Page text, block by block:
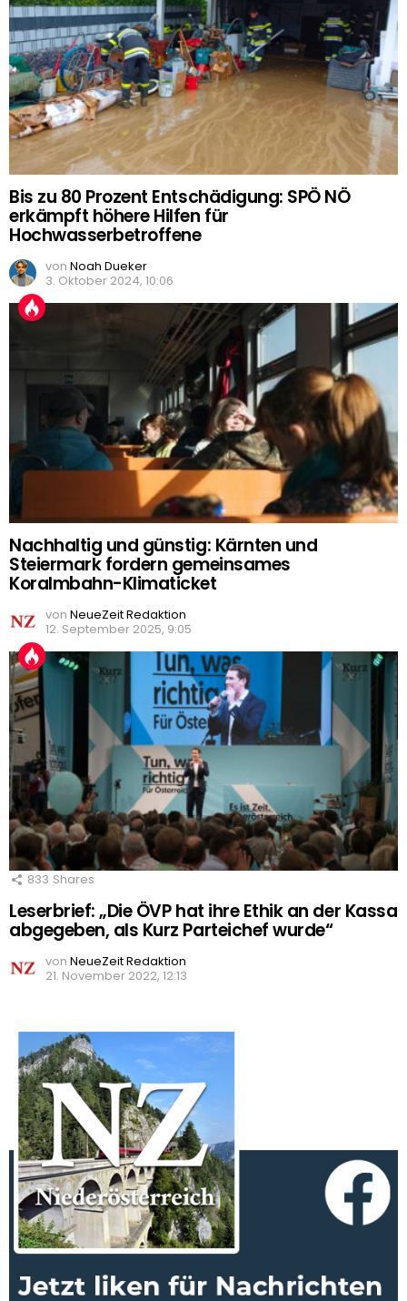
Bis zu 80 Prozent Entschädigung: SPÖ NÖ
erkämpft höhere Hilfen für
Hochwasserbetroffene
von Noah Dueker
3. Oktober 2024, 10:06
Nachhaltig und günstig: Kärnten und
Steiermark fordern gemeinsames
Koralmbahn-Klimaticket
von NeueZeit Redaktion
12. September 2025, 9:05
833 Shares
Leserbrief: „Die ÖVP hat ihre Ethik an der Kassa
abgegeben, als Kurz Parteichef wurde“
von NeueZeit Redaktion
21. November 2022, 12:13